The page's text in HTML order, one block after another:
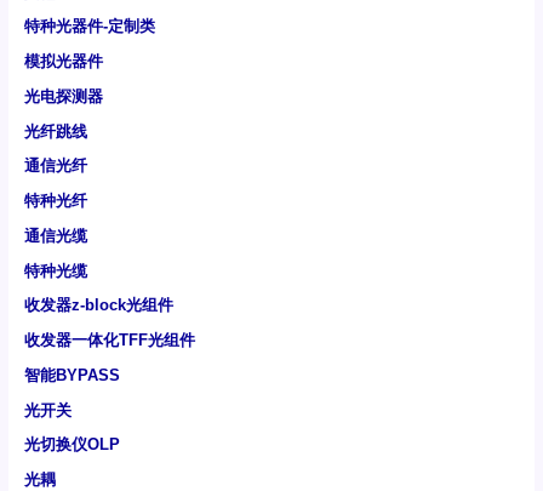
特种光器件-定制类
模拟光器件
光电探测器
光纤跳线
通信光纤
特种光纤
通信光缆
特种光缆
收发器z-block光组件
收发器一体化TFF光组件
智能BYPASS
光开关
光切换仪OLP
光耦